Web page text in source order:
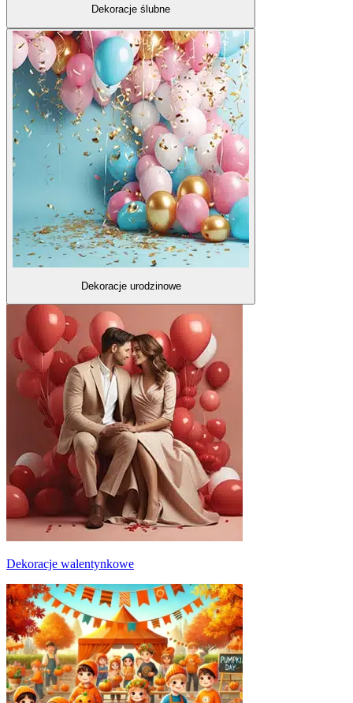
Dekoracje ślubne
Dekoracje urodzinowe
Dekoracje walentynkowe